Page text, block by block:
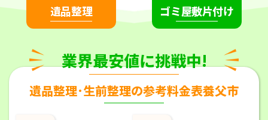
遺品整理 ゴミ屋敷片付け
業界最安値に挑戦中!
遺品整理･生前整理の参考料金表養父市